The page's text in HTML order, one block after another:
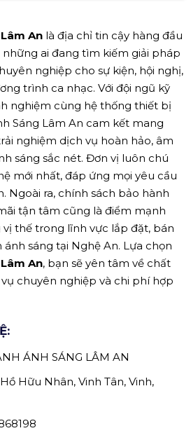
An là địa chỉ tin cậy hàng đầu
ai đang tìm kiếm giải pháp
nghiệp cho sự kiện, hội nghị,
trình ca nhạc. Với đội ngũ kỹ
nghiệm cùng hệ thống thiết bị
Sáng Lâm An cam kết mang
nghiệm dịch vụ hoàn hảo, âm
sáng sắc nét. Đơn vị luôn chú
mới nhất, đáp ứng mọi yêu cầu
Ngoài ra, chính sách bảo hành
tận tâm cũng là điểm mạnh
thế trong lĩnh vực lắp đặt, bán
sáng tại Nghệ An. Lựa chọn
An, bạn sẽ yên tâm về chất
chuyên nghiệp và chi phí hợp
ÁNH SÁNG LÂM AN
Hữu Nhân, Vinh Tân, Vinh,